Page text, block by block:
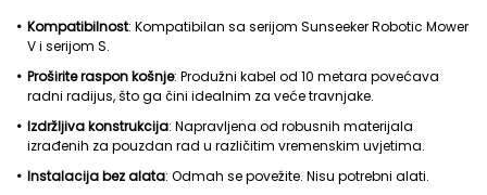
Kompatibilnost: Kompatibilan sa serijom Sunseeker Robotic Mower
V i serijom S.
Proširite raspon košnje: Produžni kabel od 10 metara povećava
radni radijus, što ga čini idealnim za veće travnjake.
Izdržljiva konstrukcija: Napravljena od robusnih materijala
izrađenih za pouzdan rad u različitim vremenskim uvjetima.
Instalacija bez alata: Odmah se povežite. Nisu potrebni alati.